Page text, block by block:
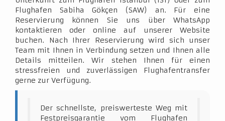
Flughafen Sabiha Gökçen (SAW) an. Für eine
Reservierung können Sie uns über WhatsApp
kontaktieren oder online auf unserer Website
buchen. Nach Ihrer Reservierung wird sich unser
Team mit Ihnen in Verbindung setzen und Ihnen alle
Details mitteilen. Wir stehen Ihnen für einen
stressfreien und zuverlässigen Flughafentransfer
gerne zur Verfügung.
Der schnellste, preiswerteste Weg mit
Festpreisgarantie vom Flughafen